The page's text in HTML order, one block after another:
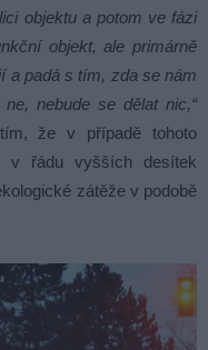
objektu a potom ve fázi
objekt, ale primárně
a padá s tím, zda se nám
nebude se dělat nic,“
že v případě tohoto
v řádu vyšších desítek
zátěže v podobě